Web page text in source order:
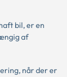
bil, er en
af
når der er